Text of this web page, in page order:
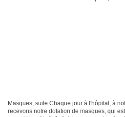
Masques, suite Chaque jour à l'hôpital, à
recevons notre dotation de masques, qui